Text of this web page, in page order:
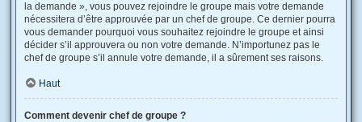
la demande », vous pouvez rejoindre le groupe mais votre demande
nécessitera d’être approuvée par un chef de groupe. Ce dernier pourra
vous demander pourquoi vous souhaitez rejoindre le groupe et ainsi
décider s’il approuvera ou non votre demande. N’importunez pas le
chef de groupe s’il annule votre demande, il a sûrement ses raisons.
Haut
Comment devenir chef de groupe ?